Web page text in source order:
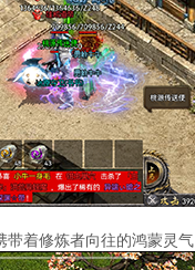
带着修炼者向往的鸿蒙灵气